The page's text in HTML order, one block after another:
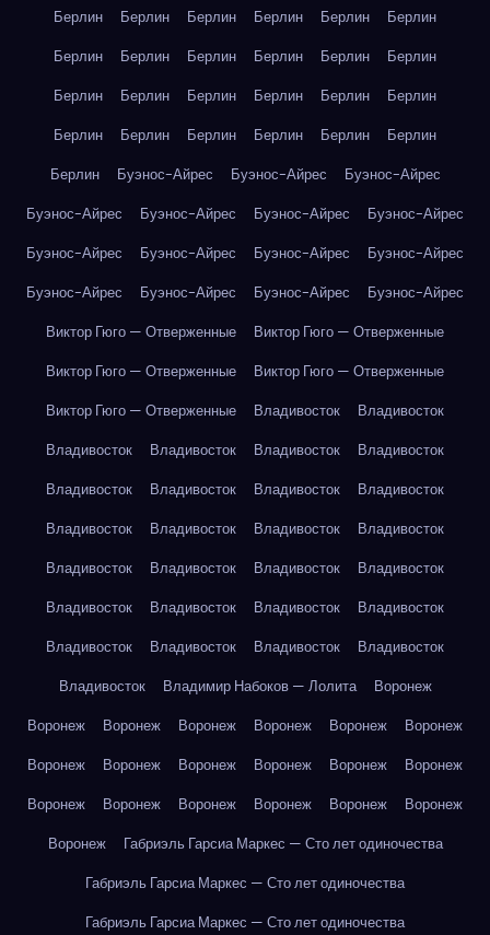
Берлин Берлин Берлин Берлин Берлин
Берлин
Берлин
Берлин Берлин Берлин Берлин
Берлин
Берлин
Берлин Берлин Берлин Берлин
Берлин
Берлин
Берлин Берлин Берлин Берлин
Берлин
Берлин
Буэнос-Айрес Буэнос-Айрес
Буэнос-Айрес
Буэнос-Айрес
Буэнос-Айрес Буэнос-Айрес
Буэнос-Айрес
Буэнос-Айрес
Буэнос-Айрес Буэнос-Айрес
Буэнос-Айрес
Буэнос-Айрес
Буэнос-Айрес Буэнос-Айрес
Буэнос-Айрес
Виктор Гюго — Отверженные
Виктор Гюго — Отверженные
Виктор Гюго — Отверженные
Виктор Гюго — Отверженные
Виктор Гюго — Отверженные
Владивосток
Владивосток
Владивосток
Владивосток Владивосток
Владивосток
Владивосток
Владивосток Владивосток
Владивосток
Владивосток
Владивосток Владивосток
Владивосток
Владивосток
Владивосток Владивосток
Владивосток
Владивосток
Владивосток Владивосток
Владивосток
Владивосток
Владивосток Владивосток
Владивосток
Владивосток
Владимир Набоков — Лолита
Воронеж
Воронеж
Воронеж Воронеж Воронеж Воронеж
Воронеж
Воронеж
Воронеж Воронеж Воронеж Воронеж
Воронеж
Воронеж
Воронеж Воронеж Воронеж Воронеж
Воронеж
Воронеж
Габриэль Гарсиа Маркес — Сто лет одиночества
Габриэль Гарсиа Маркес — Сто лет одиночества
Габриэль Гарсиа Маркес — Сто лет одиночества